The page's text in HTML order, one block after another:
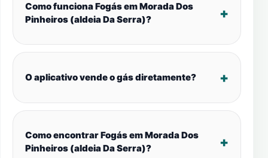
Como funciona Fogás em Morada Dos
Pinheiros (aldeia Da Serra)?
O aplicativo vende o gás diretamente?
Como encontrar Fogás em Morada Dos
Pinheiros (aldeia Da Serra)?